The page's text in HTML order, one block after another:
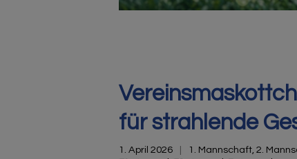
für strahlende
1. April 2026 1. Mannschaft 2.